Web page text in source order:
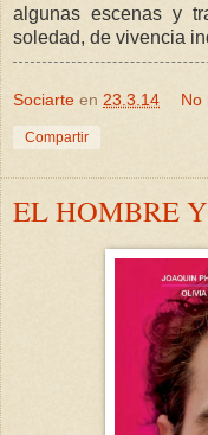
algunas escenas y
soledad, de vivencia
Sociarte en 23.3.14 No
Compartir
EL HOMBRE